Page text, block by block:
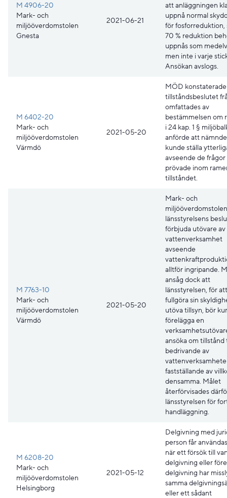
M 4906-20
Mark- och
miljööverdomstolen
Gnesta
2021-06-21
att anläggningen
uppnå normal
för fosforreduktion,
70 % reduktion
uppnås som
men inte i varje
Ansökan avslogs.
M 6402-20
Mark- och
miljööverdomstolen
Värmdö
2021-05-20
MÖD
tillståndsbeslutet
omfattades av
bestämmelsen om
i 24 kap. 1 §
anförde att
kunde ställa
avseende de frågor
prövade inom
tillståndet.
M 7763-10
Mark- och
miljööverdomstolen
Värmdö
2021-05-20
Mark- och
länsstyrelsens
förbjuda utövare av
vattenverksamhet
avseende
alltför ingripande.
ansåg dock att
länsstyrelsen, för
fullgöra sin
utöva tillsyn, bör
förelägga en
ansöka om tillstånd
bedrivande av
fastställande av
densamma. Målet
återförvisades
länsstyrelsen för
handläggning.
M 6208-20
Mark- och
miljööverdomstolen
Helsingborg
2021-05-12
Delgivning med
person får
när ett försök till
delgivning eller
delgivning har
samma
eller ett sådant